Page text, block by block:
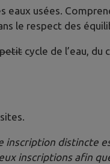
eaux usées.
le respect des
petit cycle de l’eau, du
inscription distincte
inscriptions afin